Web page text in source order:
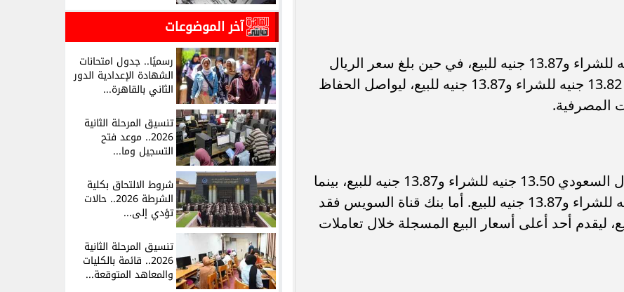
كما سجل بنك الإسكندرية سعر 13.77 جنيه للشراء و13.87 جنيه للبيع، في حين بلغ سعر الريال
السعودي داخل البنك التجاري الدولي نحو 13.82 جنيه للشراء و13.87 جنيه للبيع، ليواصل الحفاظ
المصرفية.
وفي مصرف أبوظبي التجاري، سجل الريال السعودي 13.50 جنيه للشراء و13.87 جنيه للبيع، بينما
بلغ السعر داخل بنك البركة نحو 13.80 جنيه للشراء و13.87 جنيه للبيع. أما بنك قناة السويس فقد
للشراء و13.90 جنيه للبيع، ليقدم أحد أعلى أسعار البيع المسجلة خلال تعاملات
آخر الموضوعات
رسميًا.. جدول امتحانات
الشهادة الإعدادية الدور
الثاني بالقاهرة...
تنسيق المرحلة الثانية
2026.. موعد فتح
التسجيل وما...
شروط الالتحاق بكلية
الشرطة 2026.. حالات
تؤدي إلى...
تنسيق المرحلة الثانية
2026.. قائمة بالكليات
والمعاهد المتوقعة...